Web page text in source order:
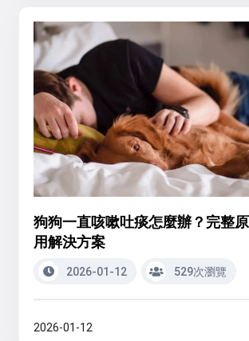
狗狗一直咳嗽吐痰怎麼辦？完整
用解決方案
2026-01-12 529次瀏覽
2026-01-12